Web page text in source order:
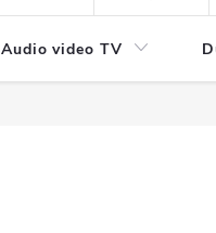
Audio video TV